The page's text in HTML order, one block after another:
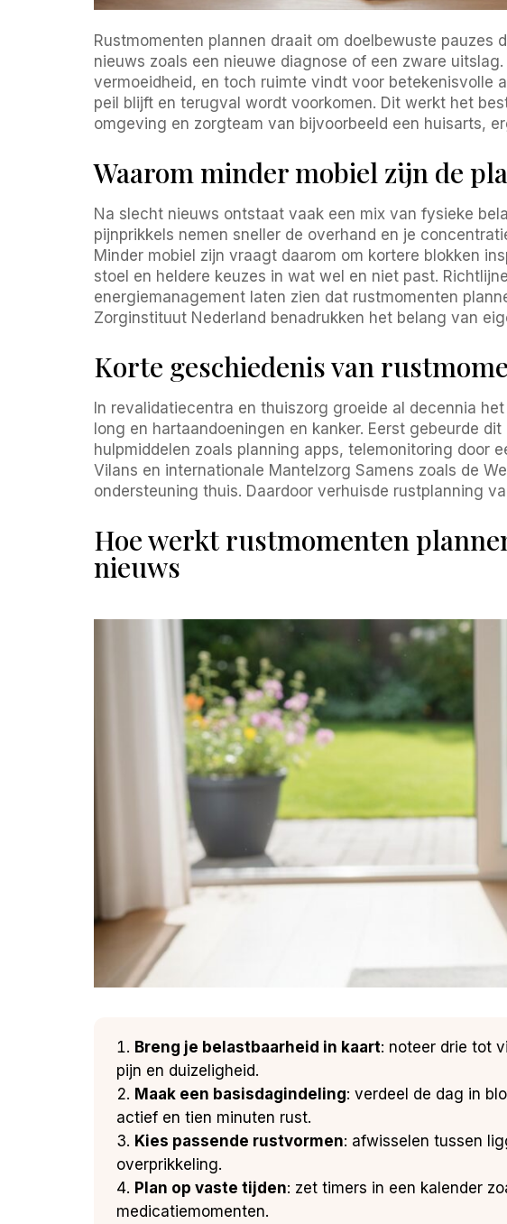
Rustmomenten plannen draait om doelbewuste
nieuws zoals een nieuwe diagnose of een zware
vermoeidheid, en toch ruimte vindt voor betekenisvolle
peil blijft en terugval wordt voorkomen. Dit werkt het
omgeving en zorgteam van bijvoorbeeld een huisarts,
Waarom minder mobiel zijn de
Na slecht nieuws ontstaat vaak een mix van fysieke
pijnprikkels nemen sneller de overhand en je
Minder mobiel zijn vraagt daarom om kortere blokken
stoel en heldere keuzes in wat wel en niet past.
energiemanagement laten zien dat rustmomenten
Zorginstituut Nederland benadrukken het belang van
Korte geschiedenis van
In revalidatiecentra en thuiszorg groeide al decennia
long en hartaandoeningen en kanker. Eerst gebeurde
hulpmiddelen zoals planning apps, telemonitoring door
Vilans en internationale Mantelzorg Samens zoals de
ondersteuning thuis. Daardoor verhuisde rustplanning
Hoe werkt rustmomenten
nieuws
Breng je belastbaarheid in kaart: noteer drie tot
pijn en duizeligheid.
Maak een basisdagindeling: verdeel de dag in
actief en tien minuten rust.
Kies passende rustvormen: afwisselen tussen
overprikkeling.
Plan op vaste tijden: zet timers in een kalender
medicatiemomenten.